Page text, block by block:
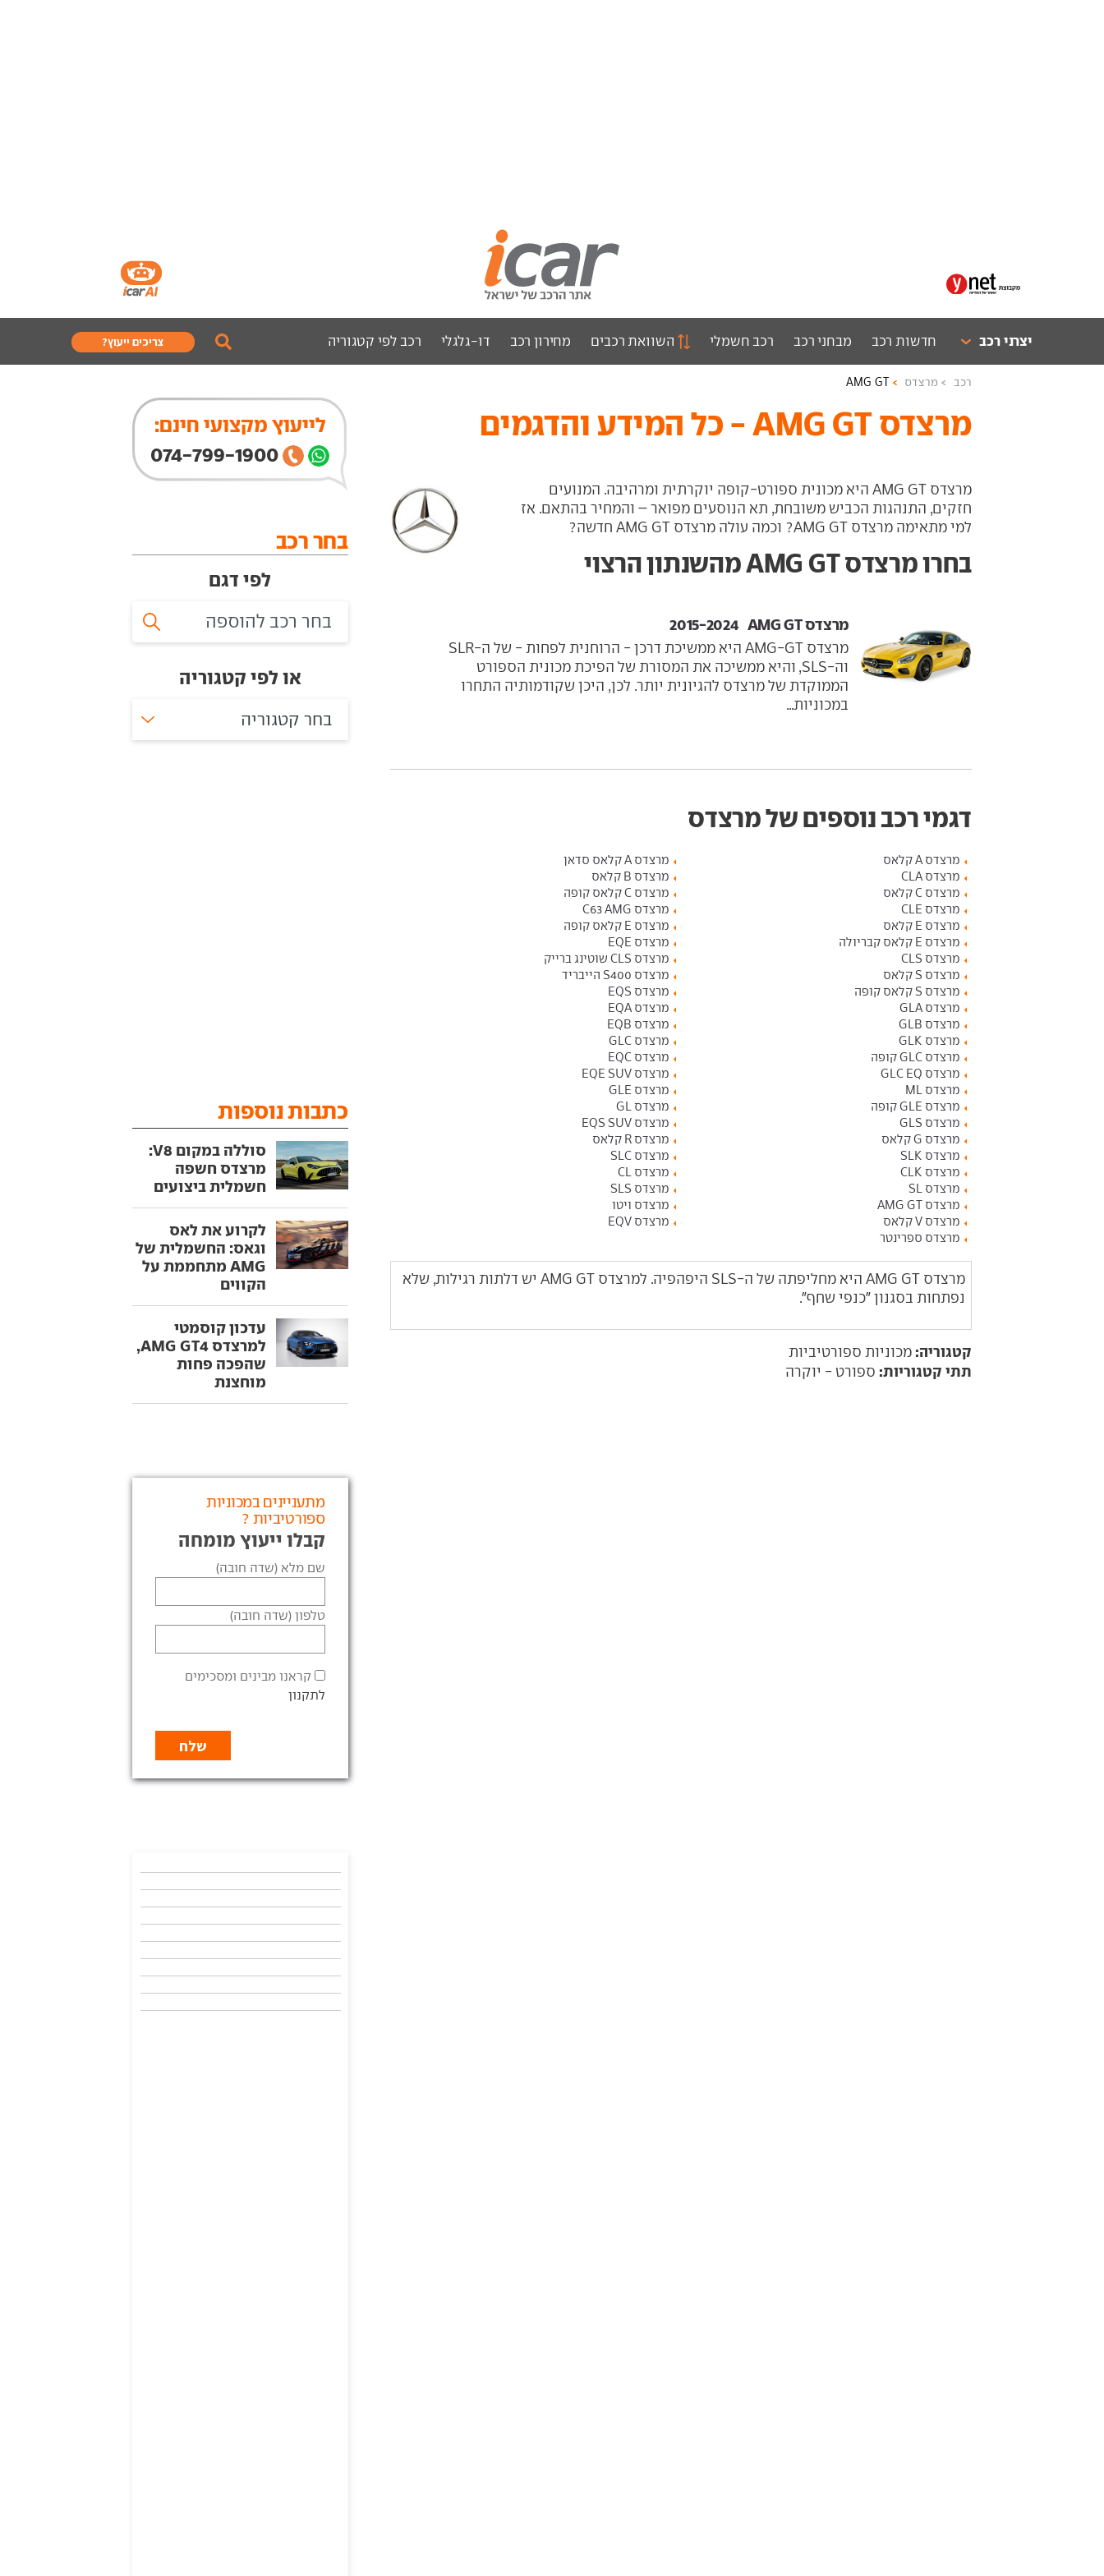
יצרני רכב חדשות רכב מבחני רכב רכב חשמלי השוואת רכבים מחירון רכב דו-גלגלי רכב לפי קטגוריה צריכים ייעוץ?
רכב מרצדס AMG GT
מרצדס AMG GT - כל המידע והדגמים
מרצדס AMG GT היא מכונית ספורט-קופה יוקרתית ומרהיבה. המנועים
חזקים, התנהגות הכביש משובחת, תא הנוסעים מפואר – והמחיר בהתאם. אז
למי מתאימה מרצדס AMG GT? וכמה עולה מרצדס AMG GT חדשה?
בחרו מרצדס AMG GT מהשנתון הרצוי
מרצדס AMG GT ‏ 2015-2024
מרצדס AMG-GT היא ממשיכת דרכן - הרוחנית לפחות - של ה-SLR
וה-SLS, והיא ממשיכה את המסורת של הפיכת מכונית הספורט
הממוקדת של מרצדס להגיונית יותר. לכן, היכן שקודמותיה התחרו
במכוניות...
דגמי רכב נוספים של מרצדס
מרצדס A קלאס
מרצדס A קלאס סדאן
מרצדס CLA
מרצדס B קלאס
מרצדס C קלאס
מרצדס C קלאס קופה
מרצדס CLE
מרצדס C63 AMG
מרצדס E קלאס
מרצדס E קלאס קופה
מרצדס E קלאס קבריולה
מרצדס EQE
מרצדס CLS
מרצדס CLS שוטינג ברייק
מרצדס S קלאס
מרצדס S400 הייבריד
מרצדס S קלאס קופה
מרצדס EQS
מרצדס GLA
מרצדס EQA
מרצדס GLB
מרצדס EQB
מרצדס GLK
מרצדס GLC
מרצדס GLC קופה
מרצדס EQC
מרצדס GLC EQ
מרצדס EQE SUV
מרצדס ML
מרצדס GLE
מרצדס GLE קופה
מרצדס GL
מרצדס GLS
מרצדס EQS SUV
מרצדס G קלאס
מרצדס R קלאס
מרצדס SLK
מרצדס SLC
מרצדס CLK
מרצדס CL
מרצדס SL
מרצדס SLS
מרצדס AMG GT
מרצדס ויטו
מרצדס V קלאס
מרצדס EQV
מרצדס ספרינטר
מרצדס AMG GT היא מחליפתה של ה-SLS היפהפיה. למרצדס AMG GT יש דלתות רגילות, שלא
נפתחות בסגנון "כנפי שחף".
קטגוריה: מכוניות ספורטיביות
תתי קטגוריות: ספורט - יוקרה
לייעוץ מקצועי חינם:
074-799-1900
בחר רכב
לפי דגם
או לפי קטגוריה
בחר קטגוריה
כתבות נוספות
סוללה במקום V8:
מרצדס חשפה
חשמלית ביצועים
לקרוע את לאס
וגאס: החשמלית של
AMG מתחממת על
הקווים
עדכון קוסמטי
למרצדס AMG GT4,
שהפכה פחות
מוחצנת
מתעניינים במכוניות
ספורטיביות ?
קבלו ייעוץ מומחה
שם מלא (שדה חובה)
טלפון (שדה חובה)
קראנו מבינים ומסכימים
לתקנון